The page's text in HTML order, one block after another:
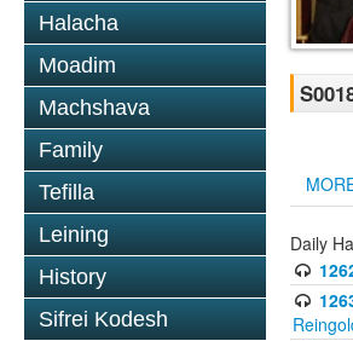
Halacha
Moadim
Machshava
Family
Tefilla
Leining
History
Sifrei Kodesh
Daily